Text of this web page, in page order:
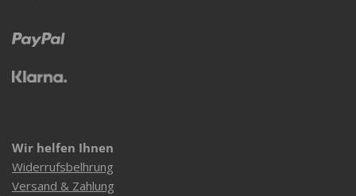
Wir helfen Ihnen
Widerrufsbelhrung
Versand & Zahlung